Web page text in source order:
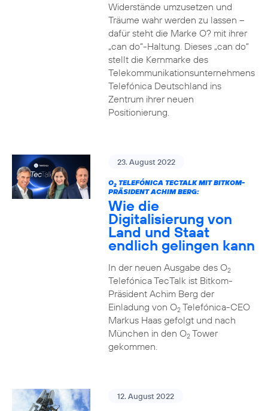
Widerstände umzusetzen und
Träume wahr werden zu lassen –
dafür steht die Marke O? mit ihrer
„can do“-Haltung. Dieses „can do“
stellt die Kernmarke des
Telekommunikationsunternehmens
Telefónica Deutschland ins
Zentrum ihrer neuen
Positionierung.
23. August 2022
O2TELEFÓNICA TECTALK MIT BITKOM-
PRÄSIDENT ACHIM BERG:
Wie die
Digitalisierung von
Land und Staat
endlich gelingen kann
In der neuen Ausgabe des O2
Telefónica TecTalk ist Bitkom-
Präsident Achim Berg der
Einladung von O2Telefónica-CEO
Markus Haas gefolgt und nach
München in den O2Tower
gekommen.
12. August 2022